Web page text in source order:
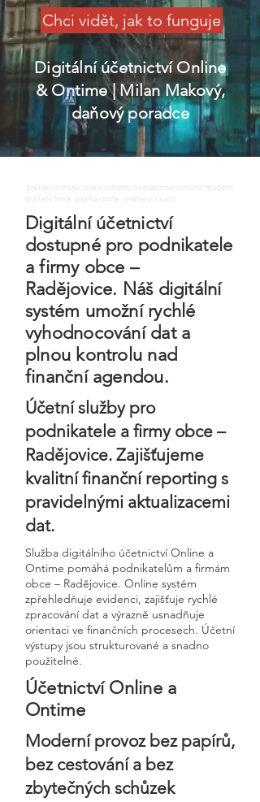
Chci vidět, jak to funguje
Digitální účetnictví Online
& Ontime| Milan Makový,
daňový poradce
digitalni uctnictvi, online uctnictvi, bezpapirove uctnictvi, moderni
digitalni firma, uctarna online, ontime uctovani
Digitální účetnictví
dostupné pro podnikatele
a firmy obce –
Radějovice. Náš digitální
systém umožní rychlé
vyhodnocování dat a
plnou kontrolu nad
finanční agendou.
Účetní služby pro
podnikatele a firmy obce –
Radějovice. Zajišťujeme
kvalitní finanční reporting s
pravidelnými aktualizacemi
dat.
Služba digitálního účetnictví Online a
Ontime pomáhá podnikatelům a firmám
obce – Radějovice. Online systém
zpřehledňuje evidenci, zajišťuje rychlé
zpracování dat a výrazně usnadňuje
orientaci ve finančních procesech. Účetní
výstupy jsou strukturované a snadno
použitelné.
Účetnictví Online a
Ontime
Moderní provoz bez papírů,
bez cestování a bez
zbytečných schůzek